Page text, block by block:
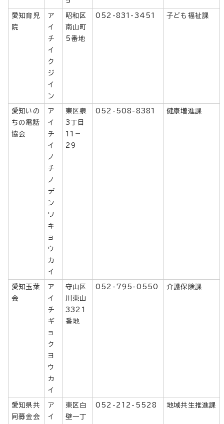
愛知育児
院
ア
イ
チ
イ
ク
ジ
イ
ン
昭和区
南山町
5番地
052-831-3451 子ども福祉課
愛知いの
ちの電話
協会
ア
イ
チ
イ
ノ
チ
ノ
デ
ン
ワ
キ
ョ
ウ
カ
イ
東区泉
3丁目
11－
29
052-508-8381 健康増進課
愛知玉葉
会
ア
イ
チ
ギ
ョ
ク
ヨ
ウ
カ
イ
守山区
川東山
3321
番地
052-795-0550 介護保険課
愛知県共
同募金会
ア
イ
東区白
壁一丁
052-212-5528 地域共生推進課